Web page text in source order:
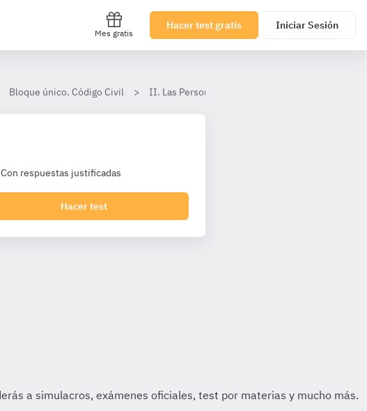
Mes gratis
Hacer test gratis Iniciar Sesión
Bloque único. Código Civil II. Las Personas
Con respuestas justificadas
Hacer test